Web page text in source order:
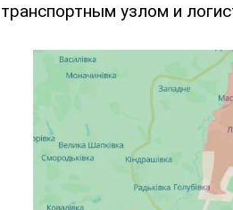
транспортным узлом и